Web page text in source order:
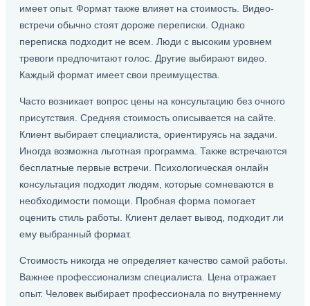
имеет опыт. Формат также влияет на стоимость. Видео-
встречи обычно стоят дороже переписки. Однако
переписка подходит не всем. Люди с высоким уровнем
тревоги предпочитают голос. Другие выбирают видео.
Каждый формат имеет свои преимущества.
Часто возникает вопрос цены на консультацию без очного
присутствия. Средняя стоимость описывается на сайте.
Клиент выбирает специалиста, ориентируясь на задачи.
Иногда возможна льготная программа. Также встречаются
бесплатные первые встречи. Психологическая онлайн
консультация подходит людям, которые сомневаются в
необходимости помощи. Пробная форма помогает
оценить стиль работы. Клиент делает вывод, подходит ли
ему выбранный формат.
Стоимость никогда не определяет качество самой работы.
Важнее профессионализм специалиста. Цена отражает
опыт. Человек выбирает профессионала по внутреннему